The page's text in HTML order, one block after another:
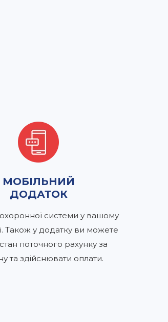
МОБІЛЬНИЙ
ДОДАТОК
системи у вашому
Також у додатку ви можете
поточного рахунку за
та здійснювати оплати.